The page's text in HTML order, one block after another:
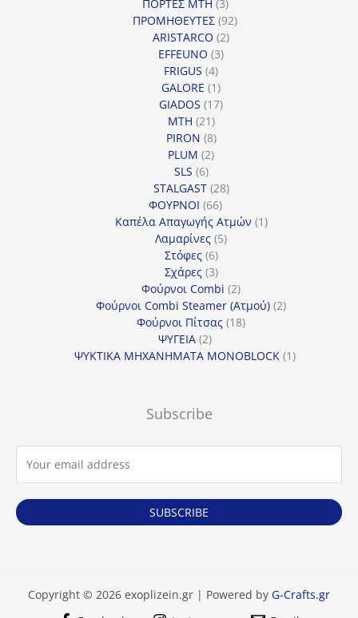
ΠΟΡΤΕΣ MTH 3
προϊόντα
ΠΡΟΜΗΘΕΥΤΕΣ 9292
ARISTARCO 22
EFFEUNO 33
FRIGUS 44
προϊόντα
GALORE 11
προϊόν
GIADOS 1717
MTH 2121
προϊόντα
PIRON 88
προϊόντα
PLUM 22
SLS 66
προϊόντα
STALGAST 2828
ΦΟΥΡΝΟΙ 6666
προϊόντα
Καπέλα Απαγωγής Ατμών 11
Λαμαρίνες 55
Στόφες 66
προϊόντα
Σχάρες 33
προϊόντα
Φούρνοι Combi 22
προϊόντα
Φούρνοι Combi Steamer (Ατμού) 22
Φούρνοι Πίτσας 1818
ΨΥΓΕΙΑ 22
προϊόντα
ΨΥΚΤΙΚΑ ΜΗΧΑΝΗΜΑΤΑ MONOBLOCK 11
Subscribe
SUBSCRIBE
Copyright © 2026 exoplizein.gr | Powered by G-Crafts.gr